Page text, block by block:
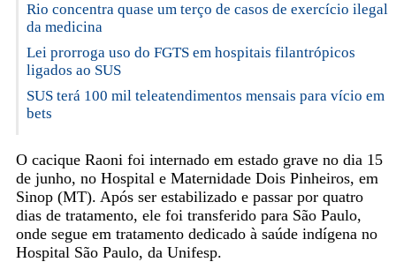
Rio concentra quase um terço de casos de exercício ilegal
da medicina
Lei prorroga uso do FGTS em hospitais filantrópicos
ligados ao SUS
SUS terá 100 mil teleatendimentos mensais para vício em
bets
O cacique Raoni foi internado em estado grave no dia 15
de junho, no Hospital e Maternidade Dois Pinheiros, em
Sinop (MT). Após ser estabilizado e passar por quatro
dias de tratamento, ele foi transferido para São Paulo,
onde segue em tratamento dedicado à saúde indígena no
Hospital São Paulo, da Unifesp.